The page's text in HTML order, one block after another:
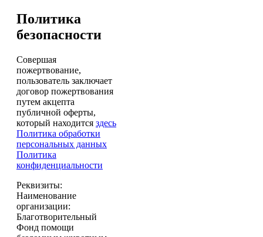
Политика
безопасности
Совершая
пожертвование,
пользователь заключает
договор пожертвования
путем акцепта
публичной оферты,
который находится здесь
Политика обработки
персональных данных
Политика
конфиденциальности
Реквизиты:
Наименование
организации:
Благотворительный
Фонд помощи